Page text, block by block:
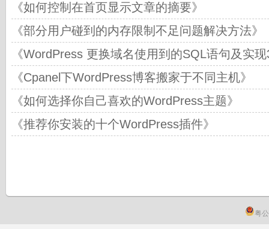
《如何控制在首页显示文章的摘要》
《部分用户碰到的内存限制不足问题解决方法》
《WordPress 更换域名使用到的SQL语句及实
《Cpanel下WordPress博客搬家于不同主机》
《如何选择你自己喜欢的WordPress主题》
《推荐你安装的十个WordPress插件》
粤